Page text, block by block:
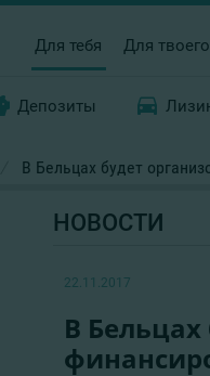
Для тебя Для
Депозиты
В Бельцах будет
НОВОСТИ
22.11.2017
В